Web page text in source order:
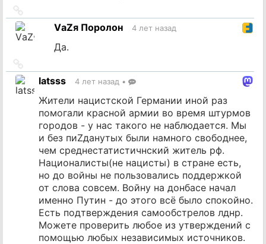
на
источникVаZя Поролон 4 лет назад
Да.
на
источник
latsss 4 лет назад •
Жители нацистской Германии иной раз
помогали красной армии во время штурмов
городов - у нас такого не наблюдается. Мы
и без пиZданутых были намного свободнее,
чем среднестатистичнский житель рф.
Националисты(не нацисты) в стране есть,
но до войны не пользовались поддержкой
от слова совсем. Войну на донбасе начал
именно Путин - до этого всё было спокойно.
Есть подтверждения самообстрелов лднр.
Можете проверить любое из утверждений с
помощью любых независимых источников.